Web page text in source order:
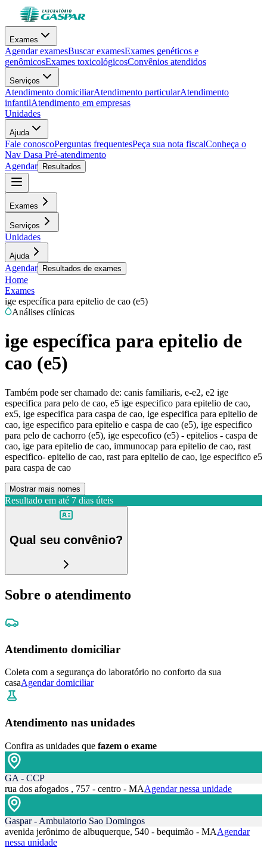
Exames
Agendar examesBuscar examesExames genéticos e
genômicosExames toxicológicosConvênios atendidos
Serviços
Atendimento domiciliarAtendimento particularAtendimento
infantilAtendimento em empresas
Unidades
Ajuda
Fale conoscoPerguntas frequentesPeça sua nota fiscalConheça o
Nav Dasa Pré-atendimento
Agendar
Resultados
Exames
Serviços
Unidades
Ajuda
Agendar Resultados de exames
Home
Exames
ige específica para epitelio de cao (e5)
Análises clínicas
ige específica para epitelio de
cao (e5)
Também pode ser chamado de: canis familiaris, e-e2, e2 ige
especifica para pelo de cao, e5 ige especifico para epitelio de cao,
ex5, ige especifica para caspa de cao, ige especifica para epitelio de
cao, ige especifico para epitelio e caspa de cao (e5), ige especifico
para pelo de cachorro (e5), ige especofico (e5) - epitelios - caspa de
cao, ige para epitelio de cao, immunocap para epitelio de cao, rast
especifico- epitelio de cao, rast para epitelio de cao, ige especifico e5
para caspa de cao
Mostrar mais nomes
Resultado em até 7 dias úteis
Qual seu convênio?
Sobre o atendimento
Atendimento domiciliar
Coleta com a segurança do laboratório no conforto da sua
casaAgendar domiciliar
Atendimento nas unidades
Confira as unidades que fazem o exame
GA - CCP
rua dos afogados , 757 - centro - MAAgendar nessa unidade
Gaspar - Ambulatorio Sao Domingos
avenida jerônimo de albuquerque, 540 - bequimão - MAAgendar
nessa unidade